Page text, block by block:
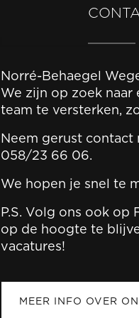
Norré-Behaegel
We zijn op zoek naar
team te versterken,
Neem gerust
058/23 66 06.
We hopen je snel te
P.S. Volg ons ook op
op de hoogte te
vacatures!
MEER INFO OVER
Wij